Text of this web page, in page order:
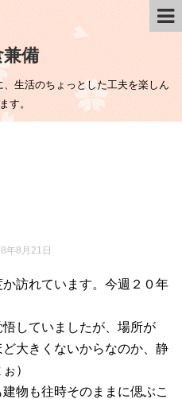
備
生活のちょっとした工夫を楽しん
す。
年8月21日
訪れています。今週２０年
していましたが、場所が
大きくないからなのか、静
）
物も往時そのままに偲ぶこ